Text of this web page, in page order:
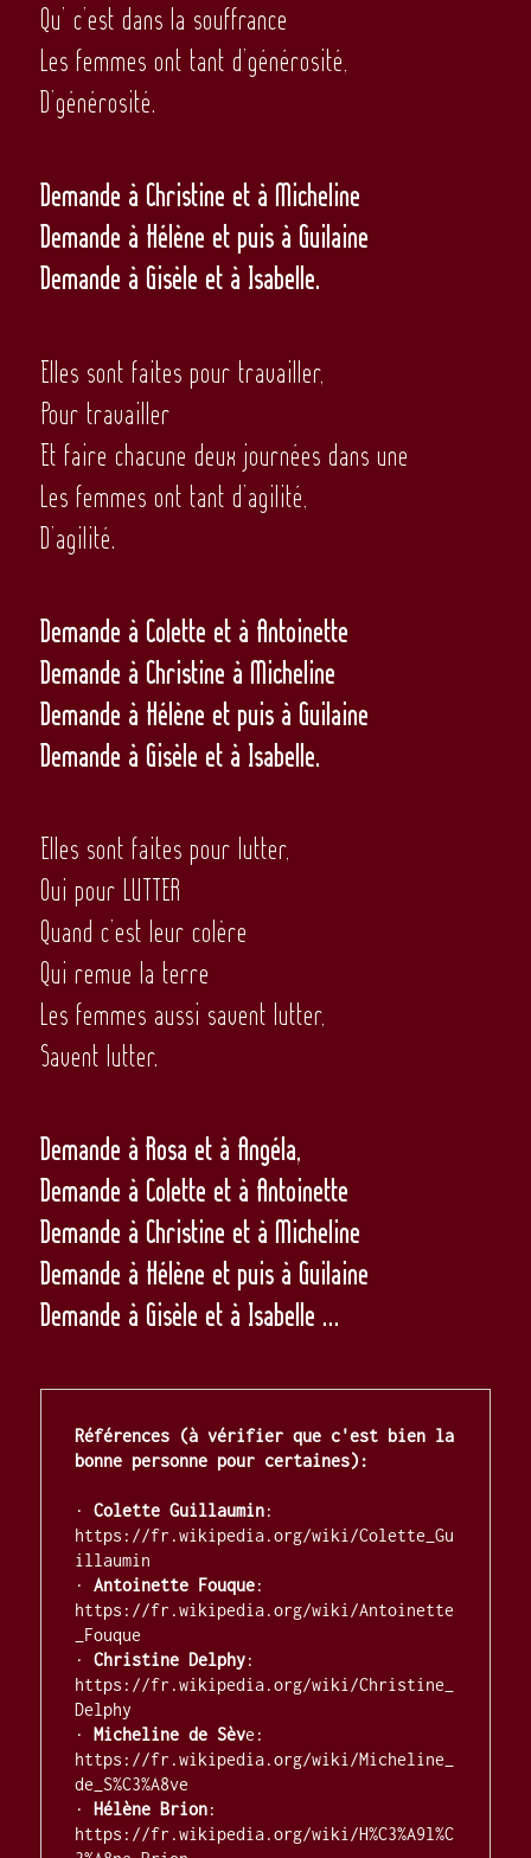
Qu’ c’est dans la souffrance
Les femmes ont tant d’générosité,
D’générosité.
Demande à Christine et à Micheline
Demande à Hélène et puis à Guilaine
Demande à Gisèle et à Isabelle.
Elles sont faites pour travailler,
Pour travailler
Et faire chacune deux journées dans une
Les femmes ont tant d’agilité,
D’agilité.
Demande à Colette et à Antoinette
Demande à Christine à Micheline
Demande à Hélène et puis à Guilaine
Demande à Gisèle et à Isabelle.
Elles sont faites pour lutter,
Oui pour LUTTER
Quand c’est leur colère
Qui remue la terre
Les femmes aussi savent lutter,
Savent lutter.
Demande à Rosa et à Angéla,
Demande à Colette et à Antoinette
Demande à Christine et à Micheline
Demande à Hélène et puis à Guilaine
Demande à Gisèle et à Isabelle …
Références (à vérifier que c'est bien la
bonne personne pour certaines):
· Colette Guillaumin:
https://fr.wikipedia.org/wiki/Colette_Gu
illaumin
· Antoinette Fouque:
https://fr.wikipedia.org/wiki/Antoinette
_Fouque
· Christine Delphy:
https://fr.wikipedia.org/wiki/Christine_
Delphy
· Micheline de Sève:
https://fr.wikipedia.org/wiki/Micheline_
de_S%C3%A8ve
· Hélène Brion:
https://fr.wikipedia.org/wiki/H%C3%A9l%C